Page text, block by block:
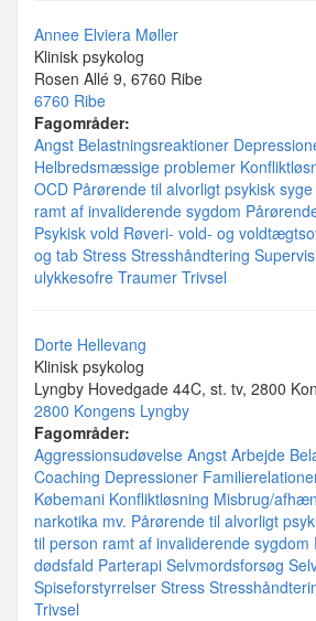
Annee Elviera Møller
Klinisk psykolog
Rosen Allé 9, 6760 Ribe
6760 Ribe
Fagområder:
Angst Belastningsreaktioner
Helbredsmæssige problemer
OCD Pårørende til alvorligt psykisk syge
ramt af invaliderende sygdom
Psykisk vold Røveri- vold- og
og tab Stress Stresshåndtering
ulykkesofre Traumer Trivsel
Dorte Hellevang
Klinisk psykolog
Lyngby Hovedgade 44C, st. tv, 2800
2800 Kongens Lyngby
Fagområder:
Aggressionsudøvelse Angst Arbejde
Coaching Depressioner
Købemani Konfliktløsning Misbrug/
narkotika mv. Pårørende til alvorligt
til person ramt af invaliderende sygdom
dødsfald Parterapi Selvmordsforsøg
Spiseforstyrrelser Stress
Trivsel